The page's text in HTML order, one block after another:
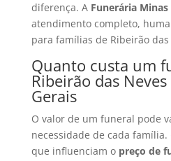
diferença. A Funerária Minas
atendimento completo,
para famílias de Ribeirão
Quanto custa um
Ribeirão das
Gerais
O valor de um funeral pode
necessidade de cada
que influenciam o preço de